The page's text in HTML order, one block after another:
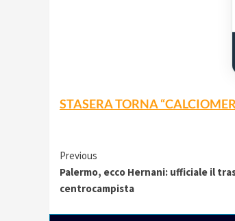
STASERA TORNA
Continue
Reading
Previous
Palermo, ecco Hernani: ufficiale il
centrocampista